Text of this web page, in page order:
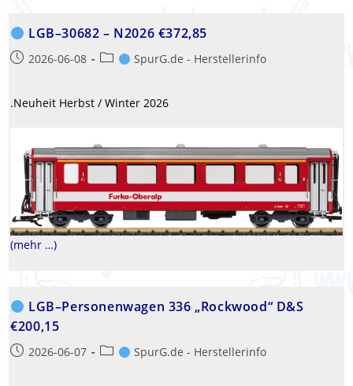
LGB–30682 – N2026 €372,85
Beitrag2026-06-08
Beitrags-SpurG.de - Herstellerinfo
.Neuheit Herbst / Winter 2026
(mehr …)
LGB–Personenwagen 336 „Rockwood“ D&S
€200,15
Beitrag2026-06-07
Beitrags-SpurG.de - Herstellerinfo